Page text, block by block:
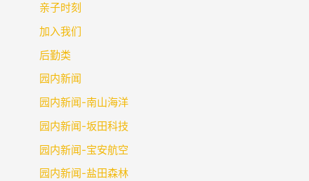
亲子时刻
加入我们
后勤类
园内新闻
园内新闻-南山海洋
园内新闻-坂田科技
园内新闻-宝安航空
园内新闻-盐田森林